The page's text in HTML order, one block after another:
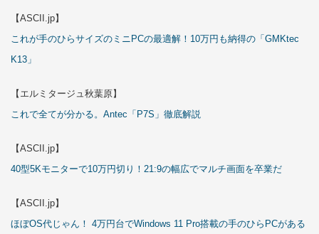
【ASCII.jp】
これが手のひらサイズのミニPCの最適解！10万円も納得の「GMKtec
K13」
【エルミタージュ秋葉原】
これで全てが分かる。Antec「P7S」徹底解説
【ASCII.jp】
40型5Kモニターで10万円切り！21:9の幅広でマルチ画面を卒業だ
【ASCII.jp】
ほぼOS代じゃん！ 4万円台でWindows 11 Pro搭載の手のひらPCがある